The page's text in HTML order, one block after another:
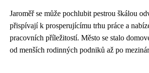
Jaroměř se může pochlubit pestrou škálou
přispívají k prosperujícímu trhu práce a
pracovních příležitostí. Město se stalo
od menších rodinných podniků až po